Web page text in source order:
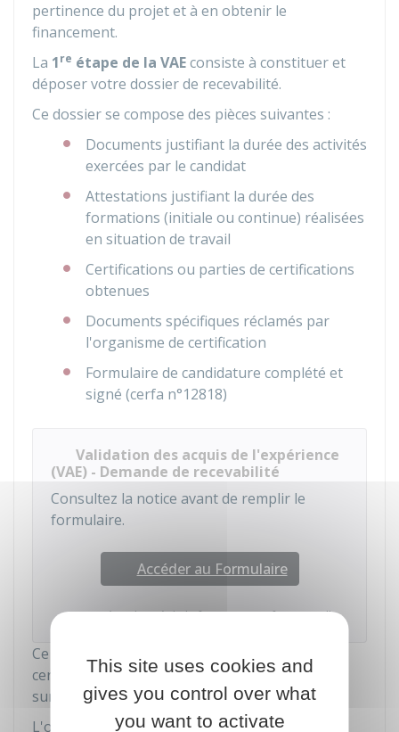
pertinence du projet et à en obtenir le
financement.
La 1re étape de la VAEconsiste à constituer et
déposer votre dossier de recevabilité.
Ce dossier se compose des pièces suivantes :
Documents justifiant la durée des activités
exercées par le candidat
Attestations justifiant la durée des
formations (initiale ou continue) réalisées
en situation de travail
Certifications ou parties de certifications
obtenues
Documents spécifiques réclamés par
l'organisme de certification
Formulaire de candidature complété et
signé (cerfa n°12818)
Validation des acquis de l'expérience
(VAE) - Demande de recevabilité
Consultez la notice avant de remplir le
formulaire.
Accéder au Formulaire
Ministère chargé de la formation professionnelle
Ce dossier doit être envoyé à l'organisme
certificateur (vérifiez les conditions de ce dépôt
sur le site internet de cet organisme).
L'organisme va vérifier que le dossier est bien
This site uses cookies and
gives you control over what
you want to activate